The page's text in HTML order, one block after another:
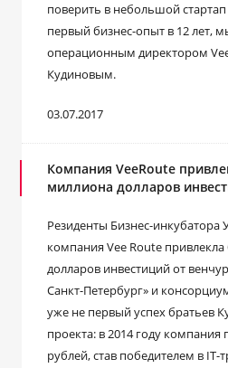
поверить в небольшой
первый бизнес-опыт в 12 лет,
операционным директором
Кудиновым.
03.07.2017
Компания VeeRoute
миллиона долларов
Резиденты Бизнес-
компания Vee Route
долларов инвестиций от
Санкт-Петербург» и
уже не первый успех братьев
проекта: в 2014 году компания
рублей, став победителем в IT-